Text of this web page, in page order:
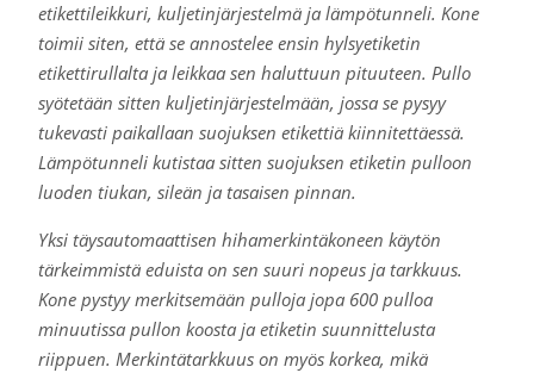
etikettileikkuri, kuljetinjärjestelmä ja lämpötunneli. Kone
toimii siten, että se annostelee ensin hylsyetiketin
etikettirullalta ja leikkaa sen haluttuun pituuteen. Pullo
syötetään sitten kuljetinjärjestelmään, jossa se pysyy
tukevasti paikallaan suojuksen etikettiä kiinnitettäessä.
Lämpötunneli kutistaa sitten suojuksen etiketin pulloon
luoden tiukan, sileän ja tasaisen pinnan.
Yksi täysautomaattisen hihamerkintäkoneen käytön
tärkeimmistä eduista on sen suuri nopeus ja tarkkuus.
Kone pystyy merkitsemään pulloja jopa 600 pulloa
minuutissa pullon koosta ja etiketin suunnittelusta
riippuen. Merkintätarkkuus on myös korkea, mikä